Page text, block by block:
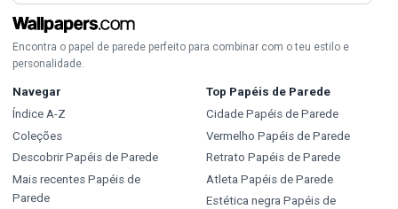
Encontra o papel de parede perfeito para combinar com o teu estilo e
personalidade.
Navegar
Índice A-Z
Coleções
Descobrir Papéis de Parede
Mais recentes Papéis de
Parede
Top Papéis de Parede
Cidade Papéis de Parede
Vermelho Papéis de Parede
Retrato Papéis de Parede
Atleta Papéis de Parede
Estética negra Papéis de